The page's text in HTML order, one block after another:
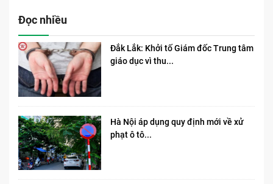
Đọc nhiều
Đắk Lắk: Khởi tố Giám đốc Trung tâm
giáo dục vì thu...
Hà Nội áp dụng quy định mới về xử
phạt ô tô...